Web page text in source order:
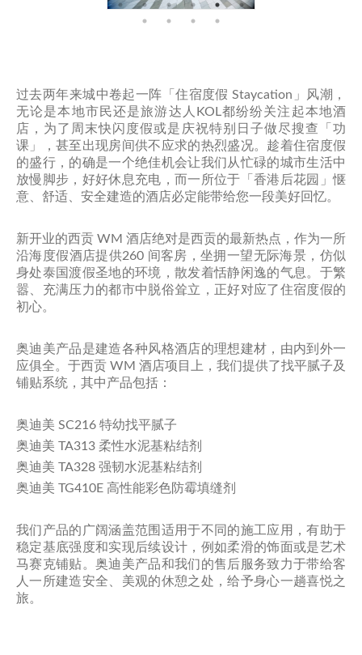
过去两年来城中卷起一阵「住宿度假 Staycation」风潮，
无论是本地市民还是旅游达人KOL都纷纷关注起本地酒
店，为了周末快闪度假或是庆祝特别日子做尽搜查「功
课」，甚至出现房间供不应求的热烈盛况。趁着住宿度假
的盛行，的确是一个绝佳机会让我们从忙碌的城市生活中
放慢脚步，好好休息充电，而一所位于「香港后花园」惬
意、舒适、安全建造的酒店必定能带给您一段美好回忆。
新开业的西贡 WM 酒店绝对是西贡的最新热点，作为一所
沿海度假酒店提供260 间客房，坐拥一望无际海景，仿似
身处泰国渡假圣地的环境，散发着恬静闲逸的气息。于繁
嚣、充满压力的都市中脱俗耸立，正好对应了住宿度假的
初心。
奥迪美产品是建造各种风格酒店的理想建材，由内到外一
应俱全。于西贡 WM 酒店项目上，我们提供了找平腻子及
铺贴系统，其中产品包括：
奥迪美 SC216 特幼找平腻子
奥迪美 TA313 柔性水泥基粘结剂
奥迪美 TA328 强韧水泥基粘结剂
奥迪美 TG410E 高性能彩色防霉填缝剂
我们产品的广阔涵盖范围适用于不同的施工应用，有助于
稳定基底强度和实现后续设计，例如柔滑的饰面或是艺术
马赛克铺贴。奥迪美产品和我们的售后服务致力于带给客
人一所建造安全、美观的休憩之处，给予身心一趟喜悦之
旅。